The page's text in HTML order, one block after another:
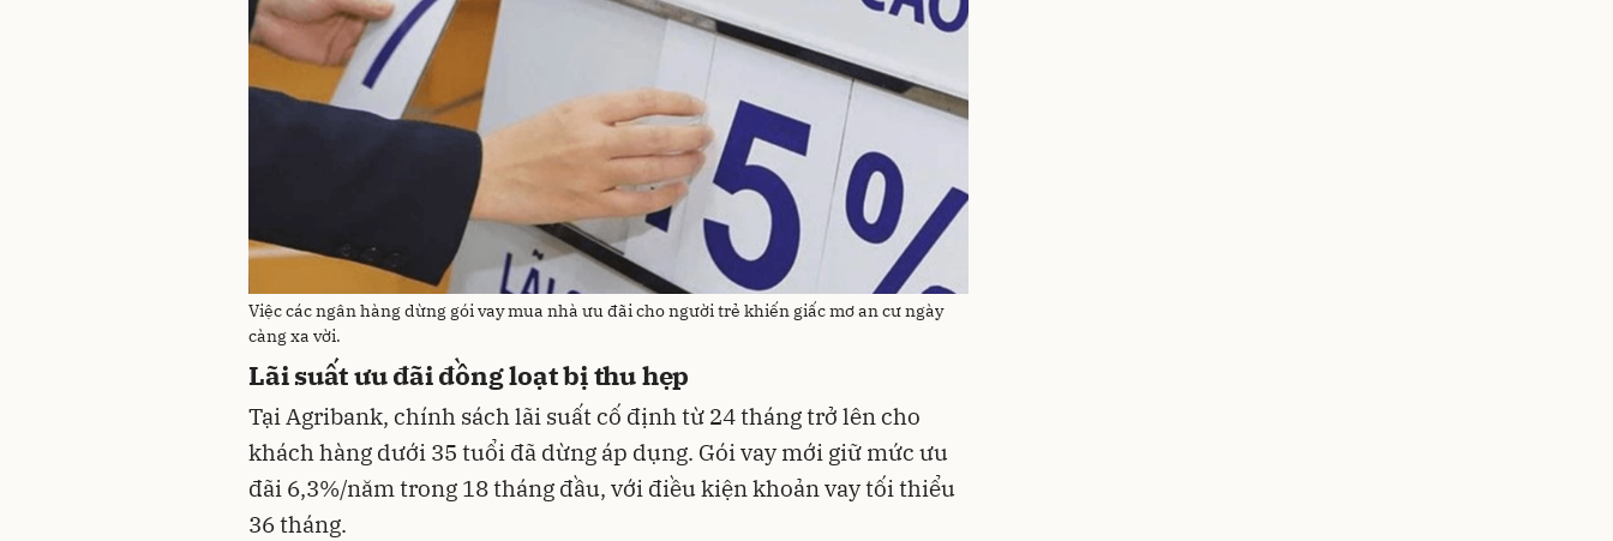
Việc các ngân hàng dừng gói vay mua nhà ưu đãi cho người trẻ khiến giấc mơ an cư ngày
càng xa vời.
Lãi suất ưu đãi đồng loạt bị thu hẹp
Tại Agribank, chính sách lãi suất cố định từ 24 tháng trở lên cho
khách hàng dưới 35 tuổi đã dừng áp dụng. Gói vay mới giữ mức ưu
đãi 6,3%/năm trong 18 tháng đầu, với điều kiện khoản vay tối thiểu
36 tháng.